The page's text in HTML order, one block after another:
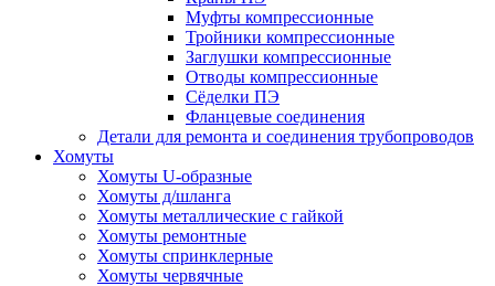
Муфты компрессионные
Тройники компрессионные
Заглушки компрессионные
Отводы компрессионные
Сёделки ПЭ
Фланцевые соединения
Детали для ремонта и соединения трубопроводов
Хомуты
Хомуты U-образные
Хомуты д/шланга
Хомуты металлические с гайкой
Хомуты ремонтные
Хомуты спринклерные
Хомуты червячные